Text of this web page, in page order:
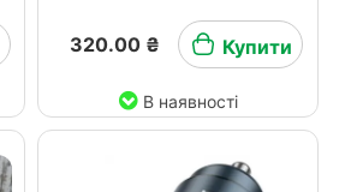
320.00 ₴ Купити
В наявності